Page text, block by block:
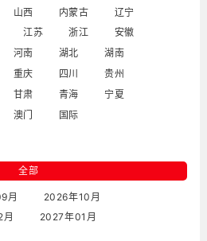
山西 内蒙古
辽宁
江苏 浙江
安徽
河南 湖北
湖南
重庆 四川
贵州
甘肃 青海
宁夏
澳门 国际
全部
月
2026年10月
2027年01月